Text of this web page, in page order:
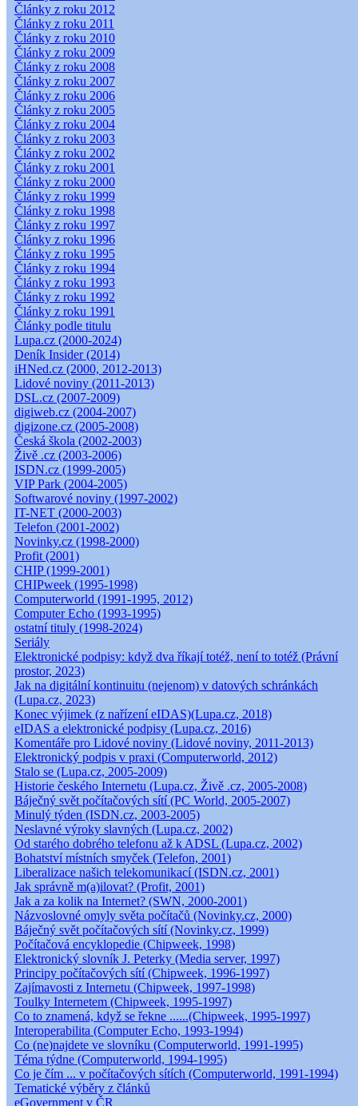
Články z roku 2012
Články z roku 2011
Články z roku 2010
Články z roku 2009
Články z roku 2008
Články z roku 2007
Články z roku 2006
Články z roku 2005
Články z roku 2004
Články z roku 2003
Články z roku 2002
Články z roku 2001
Články z roku 2000
Články z roku 1999
Články z roku 1998
Články z roku 1997
Články z roku 1996
Články z roku 1995
Články z roku 1994
Články z roku 1993
Články z roku 1992
Články z roku 1991
Články podle titulu
Lupa.cz (2000-2024)
Deník Insider (2014)
iHNed.cz (2000, 2012-2013)
Lidové noviny (2011-2013)
DSL.cz (2007-2009)
digiweb.cz (2004-2007)
digizone.cz (2005-2008)
Česká škola (2002-2003)
Živě .cz (2003-2006)
ISDN.cz (1999-2005)
VIP Park (2004-2005)
Softwarové noviny (1997-2002)
IT-NET (2000-2003)
Telefon (2001-2002)
Novinky.cz (1998-2000)
Profit (2001)
CHIP (1999-2001)
CHIPweek (1995-1998)
Computerworld (1991-1995, 2012)
Computer Echo (1993-1995)
ostatní tituly (1998-2024)
Seriály
Elektronické podpisy: když dva říkají totéž, není to totéž (Právní
prostor, 2023)
Jak na digitální kontinuitu (nejenom) v datových schránkách
(Lupa.cz, 2023)
Konec výjimek (z nařízení eIDAS)(Lupa.cz, 2018)
eIDAS a elektronické podpisy (Lupa.cz, 2016)
Komentáře pro Lidové noviny (Lidové noviny, 2011-2013)
Elektronický podpis v praxi (Computerworld, 2012)
Stalo se (Lupa.cz, 2005-2009)
Historie českého Internetu (Lupa.cz, Živě .cz, 2005-2008)
Báječný svět počítačových sítí (PC World, 2005-2007)
Minulý týden (ISDN.cz, 2003-2005)
Neslavné výroky slavných (Lupa.cz, 2002)
Od starého dobrého telefonu až k ADSL (Lupa.cz, 2002)
Bohatství místních smyček (Telefon, 2001)
Liberalizace našich telekomunikací (ISDN.cz, 2001)
Jak správně m(a)ilovat? (Profit, 2001)
Jak a za kolik na Internet? (SWN, 2000-2001)
Názvoslovné omyly světa počítačů (Novinky.cz, 2000)
Báječný svět počítačových sítí (Novinky.cz, 1999)
Počítačová encyklopedie (Chipweek, 1998)
Elektronický slovník J. Peterky (Media server, 1997)
Principy počítačových sítí (Chipweek, 1996-1997)
Zajímavosti z Internetu (Chipweek, 1997-1998)
Toulky Internetem (Chipweek, 1995-1997)
Co to znamená, když se řekne ......(Chipweek, 1995-1997)
Interoperabilita (Computer Echo, 1993-1994)
Co (ne)najdete ve slovníku (Computerworld, 1991-1995)
Téma týdne (Computerworld, 1994-1995)
Co je čím ... v počítačových sítích (Computerworld, 1991-1994)
Tematické výběry z článků
eGovernment v ČR